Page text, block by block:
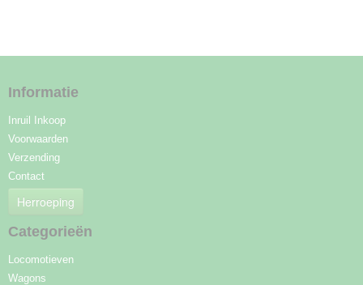
Informatie
Inruil Inkoop
Voorwaarden
Verzending
Contact
Herroeping
Categorieën
Locomotieven
Wagons